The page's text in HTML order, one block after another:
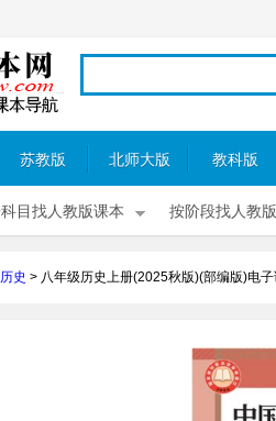
苏教版 北师大版 教科版
目找人教版课本 按阶段找人教
历史 > 八年级历史上册(2025秋版)(部编版)电